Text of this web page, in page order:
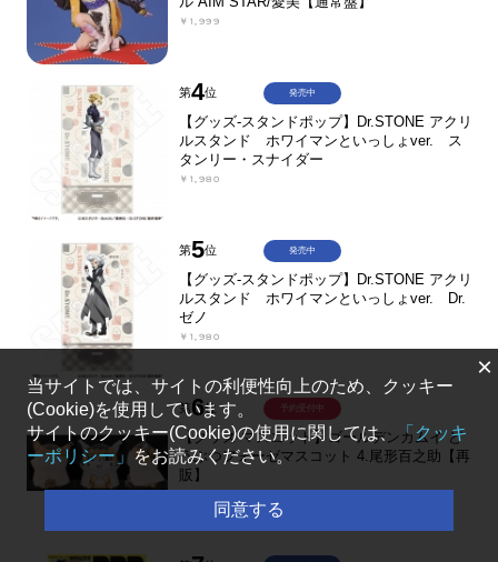
￥1,999
第4位
【グッズ-スタンドポップ】Dr.STONE アクリ
ルスタンド ホワイマンといっしょver. ス
タンリー・スナイダー
￥1,980
発売中
第5位
【グッズ-スタンドポップ】Dr.STONE アクリ
ルスタンド ホワイマンといっしょver. Dr.
ゼノ
￥1,980
発売中
第6位
【グッズ-マスコット】ゴールデンカムイ ど
うぶつフォーゼマスコット 4.尾形百之助【再
販】
予約受付中
×
当サイトでは、サイトの利便性向上のため、クッキー
(Cookie)を使用しています。
サイトのクッキー(Cookie)の使用に関しては、「クッキ
ーポリシー」 をお読みください。
同意する